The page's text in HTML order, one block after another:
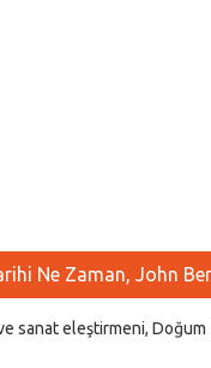
Ne Zaman, John
sanat eleştirmeni, Doğum